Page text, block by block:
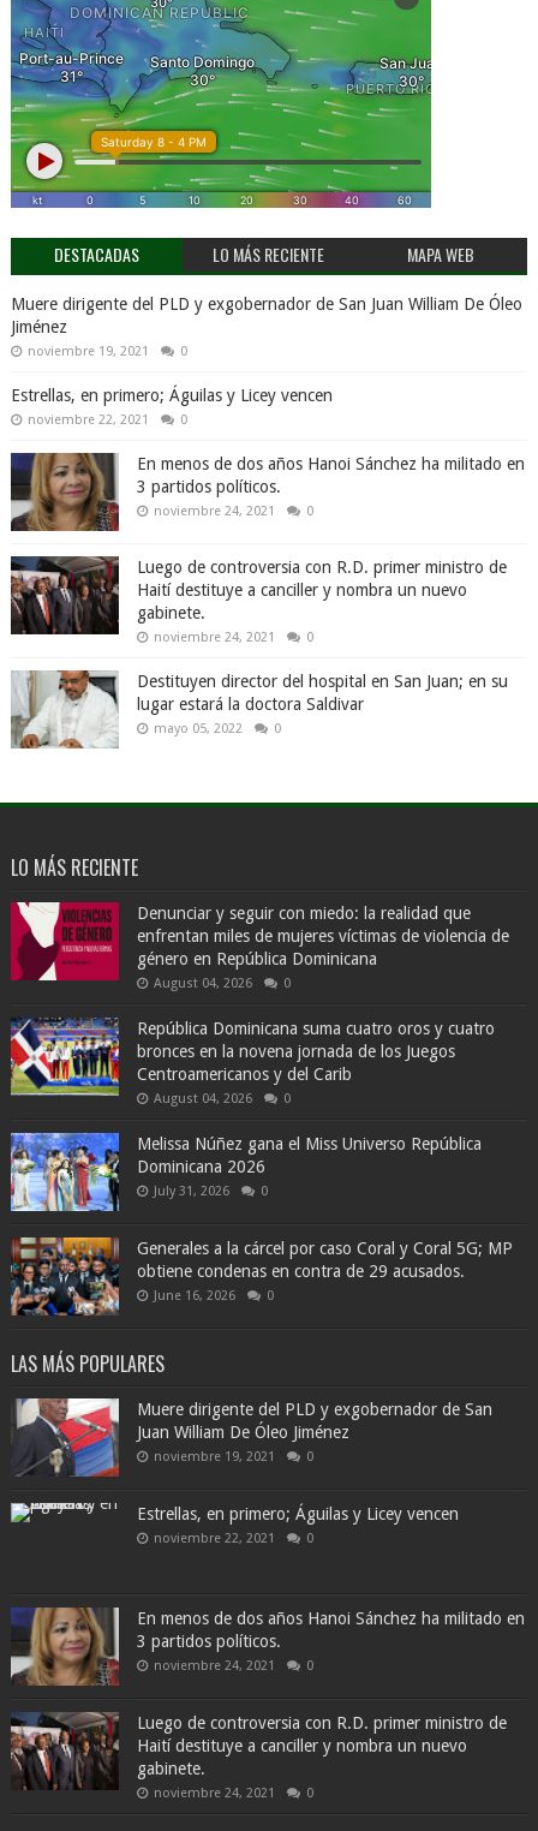
DESTACADAS LO MÁS RECIENTE MAPA WEB
Muere dirigente del PLD y exgobernador de San Juan William De Óleo
Jiménez
noviembre 19, 2021 0
Estrellas, en primero; Águilas y Licey vencen
noviembre 22, 2021 0
En menos de dos años Hanoi Sánchez ha militado en
3 partidos políticos.
noviembre 24, 2021 0
Luego de controversia con R.D. primer ministro de
Haití destituye a canciller y nombra un nuevo
gabinete.
noviembre 24, 2021 0
Destituyen director del hospital en San Juan; en su
lugar estará la doctora Saldivar
mayo 05, 2022 0
LO MÁS RECIENTE
Denunciar y seguir con miedo: la realidad que
enfrentan miles de mujeres víctimas de violencia de
género en República Dominicana
August 04, 2026 0
República Dominicana suma cuatro oros y cuatro
bronces en la novena jornada de los Juegos
Centroamericanos y del Carib
August 04, 2026 0
Melissa Núñez gana el Miss Universo República
Dominicana 2026
July 31, 2026 0
Generales a la cárcel por caso Coral y Coral 5G; MP
obtiene condenas en contra de 29 acusados.
June 16, 2026 0
LAS MÁS POPULARES
Muere dirigente del PLD y exgobernador de San
Juan William De Óleo Jiménez
noviembre 19, 2021 0
Estrellas, en primero; Águilas y Licey vencen
noviembre 22, 2021 0
En menos de dos años Hanoi Sánchez ha militado en
3 partidos políticos.
noviembre 24, 2021 0
Luego de controversia con R.D. primer ministro de
Haití destituye a canciller y nombra un nuevo
gabinete.
noviembre 24, 2021 0